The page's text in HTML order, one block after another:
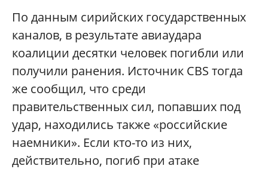
По данным сирийских государственных
каналов, в результате авиаудара
коалиции десятки человек погибли или
получили ранения. Источник CBS тогда
же сообщил, что среди
правительственных сил, попавших под
удар, находились также «российские
наемники». Если кто-то из них,
действительно, погиб при атаке